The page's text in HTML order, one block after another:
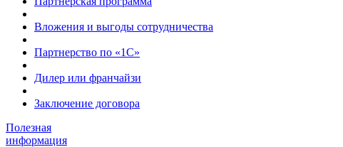
Вложения и выгоды сотрудничества
Партнерство по «1С»
Дилер или франчайзи
Заключение договора
Полезная
информация